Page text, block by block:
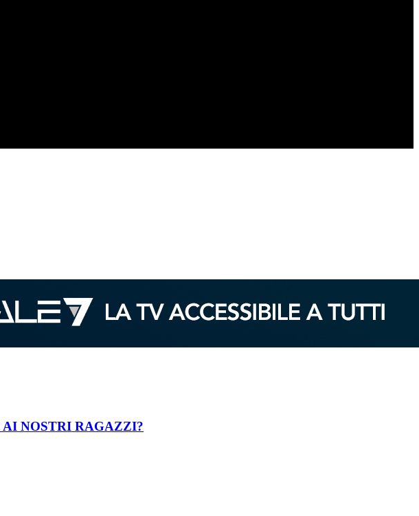
NOSTRI RAGAZZI?